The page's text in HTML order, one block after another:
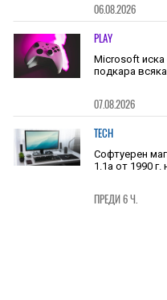
06.08.2026
PLAY
Microsoft
подкара
07.08.2026
TECH
Софтуерен
1.1a от 1990 г.
ПРЕДИ 6 Ч.